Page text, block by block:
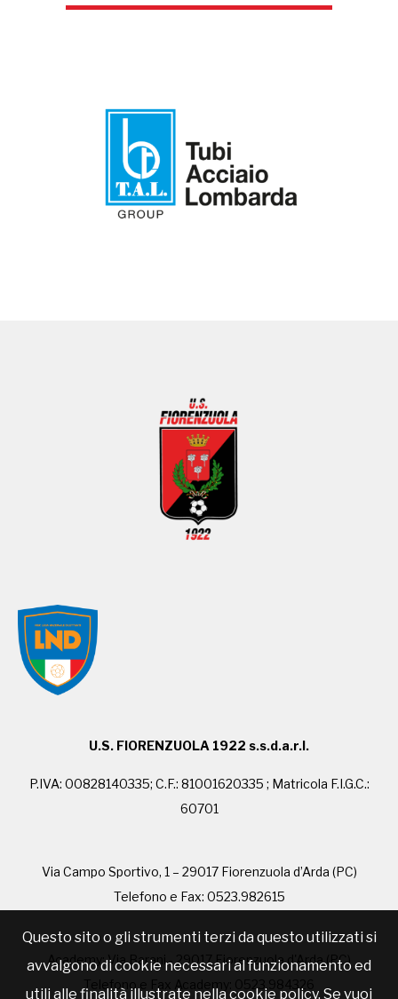
U.S. FIORENZUOLA 1922 s.s.d.a.r.l.
P.IVA: 00828140335; C.F.: 81001620335 ; Matricola F.I.G.C.:
60701
Via Campo Sportivo, 1 – 29017 Fiorenzuola d’Arda (PC)
Telefono e Fax: 0523.982615
Academy: Via Barani - 29017 Fiorenzuola d'Arda (PC)
Telefono e Fax Academy: 0523.984326
Questo sito o gli strumenti terzi da questo utilizzati si
avvalgono di cookie necessari al funzionamento ed
utili alle finalità illustrate nella cookie policy. Se vuoi